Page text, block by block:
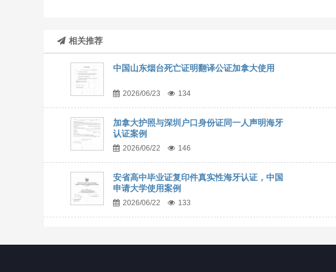
相关推荐
中国山东烟台死亡证明翻译公证加拿大使用
2026/06/23 134
加拿大护照与深圳户口身份证同一人声明海牙
认证案例
2026/06/22 146
安省高中毕业证复印件真实性海牙认证，中国
申请大学使用案例
2026/06/22 133